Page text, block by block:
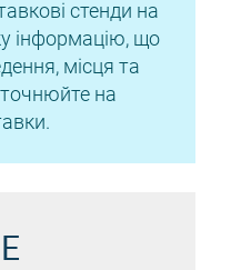
стенди на
інформацію, що
місця та
на